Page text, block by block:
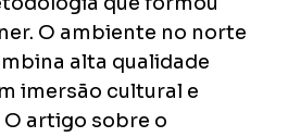
O ambiente no norte
alta qualidade
imersão cultural e
artigo sobre o